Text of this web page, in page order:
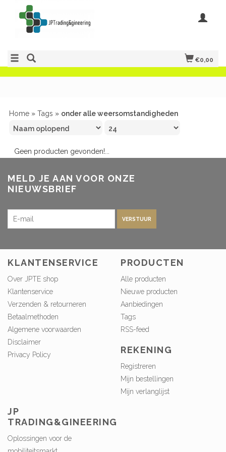
€0,00
Home » Tags » onder alle weersomstandigheden
Geen producten gevonden!...
MELD JE AAN VOOR ONZE
NIEUWSBRIEF
VERSTUUR
KLANTENSERVICE
Over JPTE shop
Klantenservice
Verzenden & retourneren
Betaalmethoden
Algemene voorwaarden
Disclaimer
Privacy Policy
PRODUCTEN
Alle producten
Nieuwe producten
Aanbiedingen
Tags
RSS-feed
REKENING
Registreren
Mijn bestellingen
Mijn verlanglijst
JP
TRADING&GINEERING
Oplossingen voor de